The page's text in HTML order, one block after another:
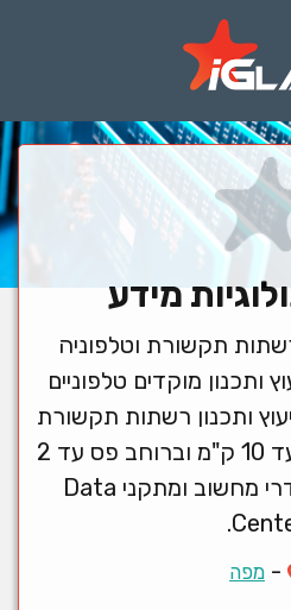
מידע
רשתות תקשורת וטלפוניה
ותכנון מוקדים טלפוניים
ותכנון רשתות תקשורת
מוצפנות בטווחים של עד 10 ק"מ וברוחב פס עד 2
גיגה. ייעוץ ותכנון חדרי מחשוב ומתקני Data
- מפה